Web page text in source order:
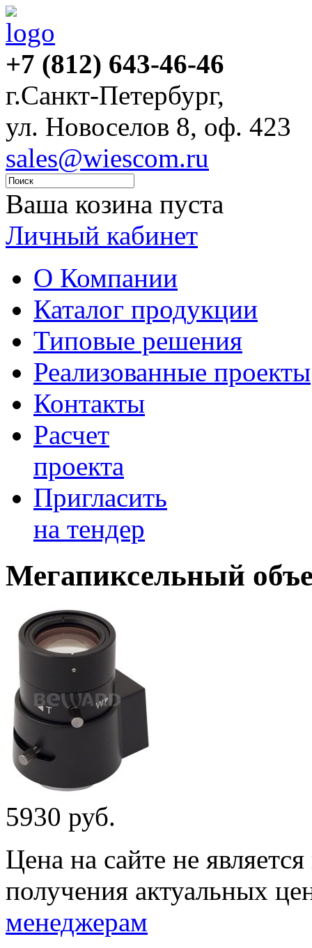
+7 (812) 643-46-46
г.Санкт-Петербург,
ул. Новоселов 8, оф. 423
sales@wiescom.ru
Ваша козина пуста
Личный кабинет
О Компании
Каталог продукции
Типовые решения
Реализованные проекты
Контакты
Расчет
проекта
Пригласить
на тендер
Мегапиксельный
5930 руб.
Цена на сайте не
получения актуальных
менеджерам